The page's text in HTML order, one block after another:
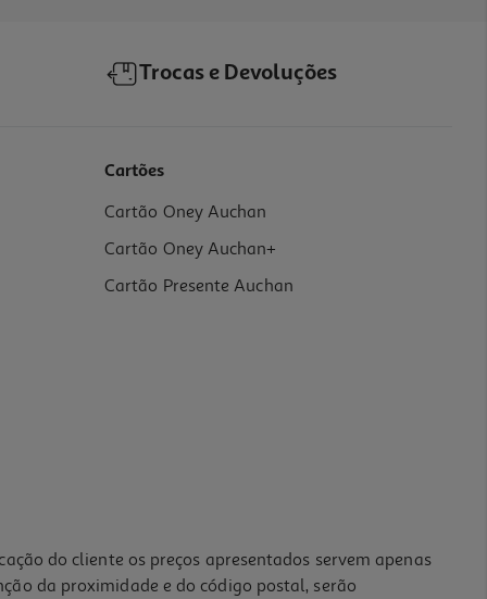
Trocas e Devoluções
Cartões
Cartão Oney Auchan
Cartão Oney Auchan+
Cartão Presente Auchan
do cliente os preços apresentados servem apenas
da proximidade e do código postal, serão